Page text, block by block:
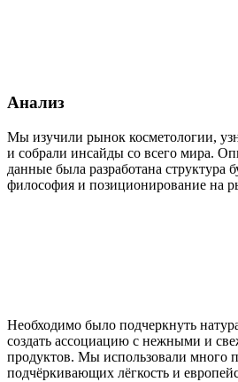
Анализ
Мы изучили рынок косметологии,
и собрали инсайды со всего мира.
данные была разработана структура
философия и позиционирование на
Необходимо было подчеркнуть
создать ассоциацию с нежными и
продуктов. Мы использовали много
подчёркивающих лёгкость и